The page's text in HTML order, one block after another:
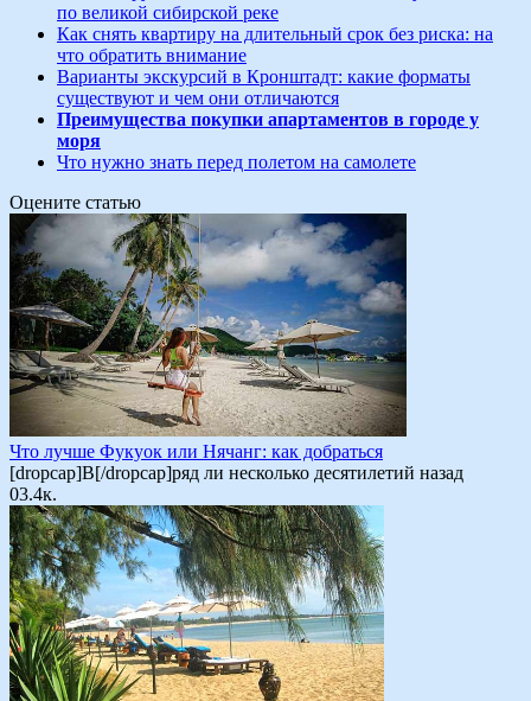
по великой сибирской реке
Как снять квартиру на длительный срок без риска: на
что обратить внимание
Варианты экскурсий в Кронштадт: какие форматы
существуют и чем они отличаются
Преимущества покупки апартаментов в городе у
моря
Что нужно знать перед полетом на самолете
Оцените статью
Что лучше Фукуок или Нячанг: как добраться
[dropcap]В[/dropcap]ряд ли несколько десятилетий назад
03.4к.